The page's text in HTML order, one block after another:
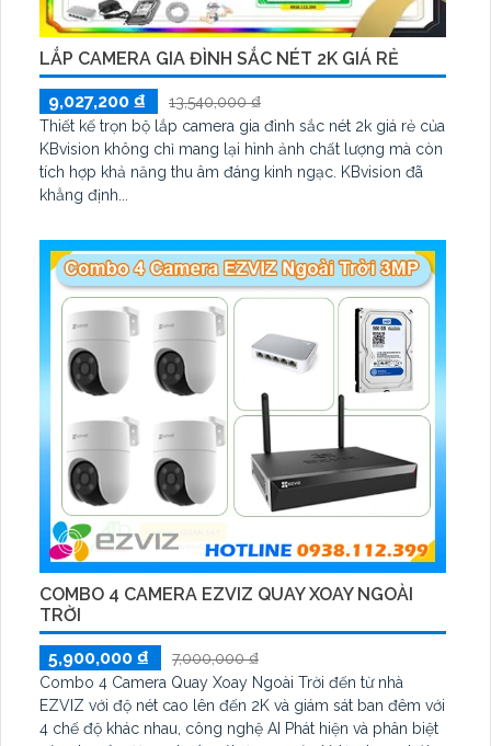
LẮP CAMERA GIA ĐÌNH SẮC NÉT 2K GIÁ RẺ
9,027,200 ₫
13,540,000 ₫
Thiết kế trọn bộ lắp camera gia đình sắc nét 2k giá rẻ của
KBvision không chỉ mang lại hình ảnh chất lượng mà còn
tích hợp khả năng thu âm đáng kinh ngạc. KBvision đã
khẳng định...
COMBO 4 CAMERA EZVIZ QUAY XOAY NGOÀI
TRỜI
5,900,000 ₫
7,000,000 ₫
Combo 4 Camera Quay Xoay Ngoài Trời đến từ nhà
EZVIZ với độ nét cao lên đến 2K và giám sát ban đêm với
4 chế độ khác nhau, công nghệ AI Phát hiện và phân biệt